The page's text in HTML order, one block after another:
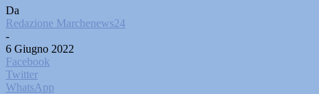
Da
Redazione Marchenews24
-
6 Giugno 2022
Facebook
Twitter
WhatsApp